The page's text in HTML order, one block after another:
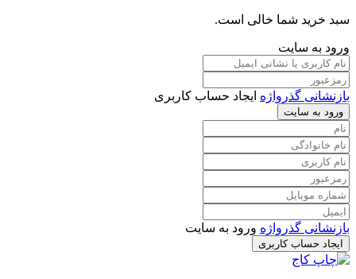
سبد خرید شما خالی است.
ورود به سایت
بازنشانی گذرواژه ایجاد حساب کاربری
ورود به سایت
بازنشانی گذرواژه ورود به سایت
ایجاد حساب کاربری